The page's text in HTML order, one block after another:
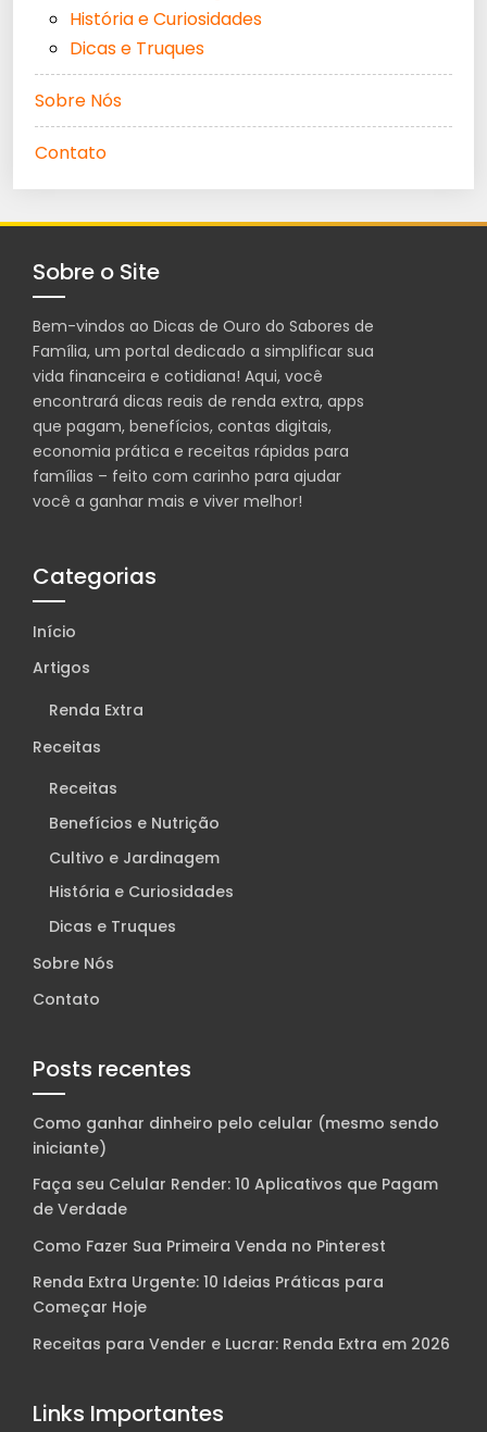
História e Curiosidades
Dicas e Truques
Sobre Nós
Contato
Sobre o Site
Bem-vindos ao Dicas de Ouro do Sabores de
Família, um portal dedicado a simplificar sua
vida financeira e cotidiana! Aqui, você
encontrará dicas reais de renda extra, apps
que pagam, benefícios, contas digitais,
economia prática e receitas rápidas para
famílias – feito com carinho para ajudar
você a ganhar mais e viver melhor!
Categorias
Início
Artigos
Renda Extra
Receitas
Receitas
Benefícios e Nutrição
Cultivo e Jardinagem
História e Curiosidades
Dicas e Truques
Sobre Nós
Contato
Posts recentes
Como ganhar dinheiro pelo celular (mesmo sendo
iniciante)
Faça seu Celular Render: 10 Aplicativos que Pagam
de Verdade
Como Fazer Sua Primeira Venda no Pinterest
Renda Extra Urgente: 10 Ideias Práticas para
Começar Hoje
Receitas para Vender e Lucrar: Renda Extra em 2026
Links Importantes